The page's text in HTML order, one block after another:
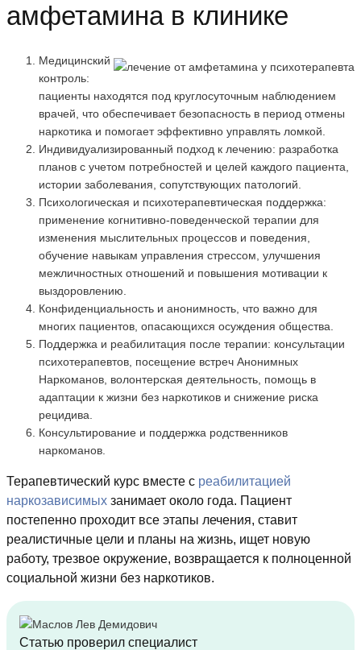
амфетамина в клинике
Медицинский
контроль:
пациенты находятся под круглосуточным наблюдением
врачей, что обеспечивает безопасность в период отмены
наркотика и помогает эффективно управлять ломкой.
Индивидуализированный подход к лечению: разработка
планов с учетом потребностей и целей каждого пациента,
истории заболевания, сопутствующих патологий.
Психологическая и психотерапевтическая поддержка:
применение когнитивно-поведенческой терапии для
изменения мыслительных процессов и поведения,
обучение навыкам управления стрессом, улучшения
межличностных отношений и повышения мотивации к
выздоровлению.
Конфиденциальность и анонимность, что важно для
многих пациентов, опасающихся осуждения общества.
Поддержка и реабилитация после терапии: консультации
психотерапевтов, посещение встреч Анонимных
Наркоманов, волонтерская деятельность, помощь в
адаптации к жизни без наркотиков и снижение риска
рецидива.
Консультирование и поддержка родственников
наркоманов.
Терапевтический курс вместе с реабилитацией
наркозависимых занимает около года. Пациент
постепенно проходит все этапы лечения, ставит
реалистичные цели и планы на жизнь, ищет новую
работу, трезвое окружение, возвращается к полноценной
социальной жизни без наркотиков.
Статью проверил специалист